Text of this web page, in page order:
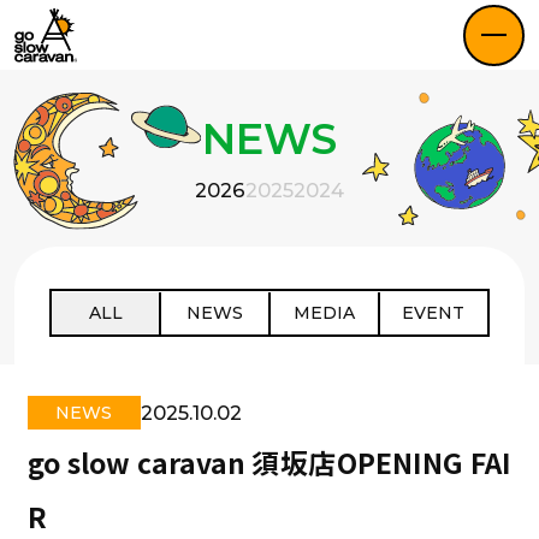
NEWS
202620252024
ALL NEWS MEDIA EVENT
NEWS 2025.10.02
go slow caravan 須坂店OPENING FAI
R